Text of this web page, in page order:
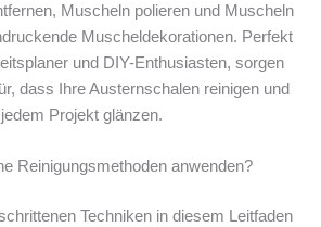
Muscheln polieren und Muscheln
Muscheldekorationen. Perfekt
und DIY-Enthusiasten, sorgen
dass Ihre Austernschalen reinigen und
Projekt glänzen.
Reinigungsmethoden anwenden?
Techniken in diesem Leitfaden